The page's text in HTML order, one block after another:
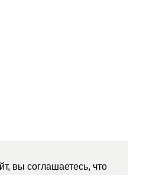
вы соглашаетесь, что